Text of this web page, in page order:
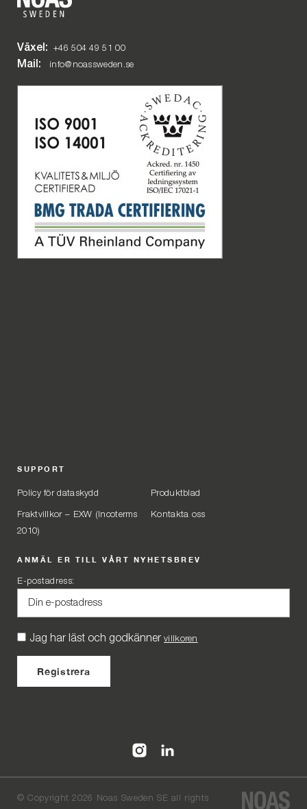
Växel: +46 504 49 51 00
Mail: info@noassweden.se
SUPPORT
Policy för dataskydd Produktblad
Fraktvillkor – EXW (Incoterms
2010)
Kontakta oss
ANMÄL ER TILL VÅRT NYHETSBREV
E-postadress:
Jag har läst och godkänner villkoren
© Copyright 2026 Noas Sweden SE all rights